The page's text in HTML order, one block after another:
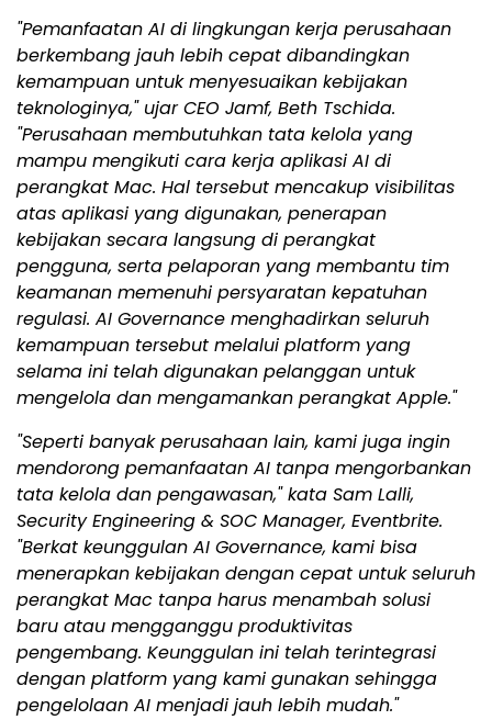
"Pemanfaatan AI di lingkungan kerja perusahaan
berkembang jauh lebih cepat dibandingkan
kemampuan untuk menyesuaikan kebijakan
teknologinya," ujar CEO Jamf, Beth Tschida.
"Perusahaan membutuhkan tata kelola yang
mampu mengikuti cara kerja aplikasi AI di
perangkat Mac. Hal tersebut mencakup visibilitas
atas aplikasi yang digunakan, penerapan
kebijakan secara langsung di perangkat
pengguna, serta pelaporan yang membantu tim
keamanan memenuhi persyaratan kepatuhan
regulasi. AI Governance menghadirkan seluruh
kemampuan tersebut melalui platform yang
selama ini telah digunakan pelanggan untuk
mengelola dan mengamankan perangkat Apple."
"Seperti banyak perusahaan lain, kami juga ingin
mendorong pemanfaatan AI tanpa mengorbankan
tata kelola dan pengawasan," kata Sam Lalli,
Security Engineering & SOC Manager, Eventbrite.
"Berkat keunggulan AI Governance, kami bisa
menerapkan kebijakan dengan cepat untuk seluruh
perangkat Mac tanpa harus menambah solusi
baru atau mengganggu produktivitas
pengembang. Keunggulan ini telah terintegrasi
dengan platform yang kami gunakan sehingga
pengelolaan AI menjadi jauh lebih mudah."